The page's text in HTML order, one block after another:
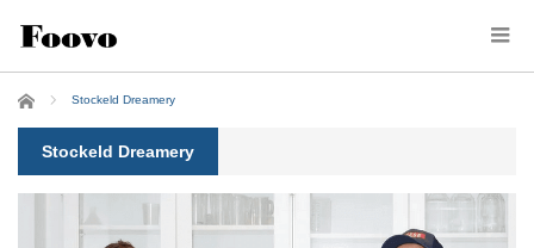
ホーム Stockeld Dreamery
Stockeld Dreamery